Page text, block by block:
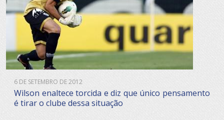
6 DE SETEMBRO DE 2012
Wilson enaltece torcida e diz que único pensamento
é tirar o clube dessa situação